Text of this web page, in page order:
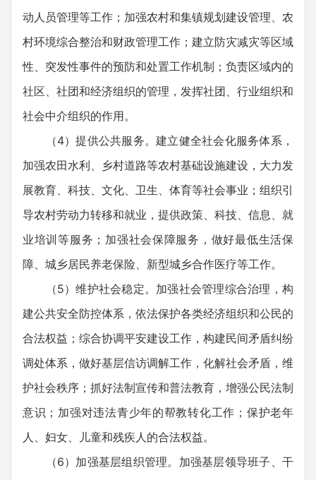
动人员管理等工作；加强农村和集镇规划建设管理、农
村环境综合整治和财政管理工作；建立防灾减灾等区域
性、突发性事件的预防和处置工作机制；负责区域内的
社区、社团和经济组织的管理，发挥社团、行业组织和
社会中介组织的作用。
（4）提供公共服务。建立健全社会化服务体系，
加强农田水利、乡村道路等农村基础设施建设，大力发
展教育、科技、文化、卫生、体育等社会事业；组织引
导农村劳动力转移和就业，提供政策、科技、信息、就
业培训等服务；加强社会保障服务，做好最低生活保
障、城乡居民养老保险、新型城乡合作医疗等工作。
（5）维护社会稳定。加强社会管理综合治理，构
建公共安全防控体系，依法保护各类经济组织和公民的
合法权益；综合协调平安建设工作，构建民间矛盾纠纷
调处体系，做好基层信访调解工作，化解社会矛盾，维
护社会秩序；抓好法制宣传和普法教育，增强公民法制
意识；加强对违法青少年的帮教转化工作；保护老年
人、妇女、儿童和残疾人的合法权益。
（6）加强基层组织管理。加强基层领导班子、干